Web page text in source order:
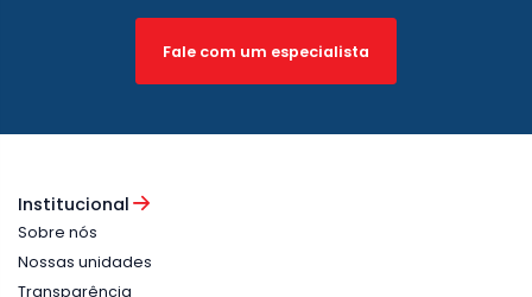
Fale com um especialista
Institucional
Sobre nós
Nossas unidades
Transparência